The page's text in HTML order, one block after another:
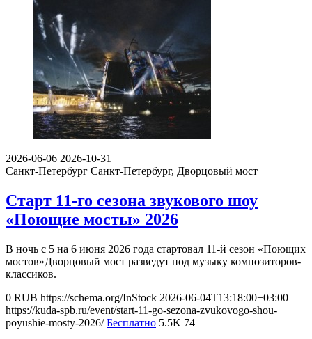
2026-06-06 2026-10-31
Санкт-Петербург Санкт-Петербург, Дворцовый мост
Старт 11-го сезона звукового шоу
«Поющие мосты» 2026
В ночь с 5 на 6 июня 2026 года стартовал 11-й сезон «Поющих
мостов»Дворцовый мост разведут под музыку композиторов-
классиков.
0 RUB https://schema.org/InStock 2026-06-04T13:18:00+03:00
https://kuda-spb.ru/event/start-11-go-sezona-zvukovogo-shou-
poyushie-mosty-2026/ Бесплатно 5.5K 74